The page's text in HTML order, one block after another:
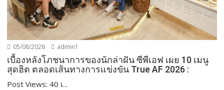
05/08/2026 admin1
เบื้องหลังโภชนาการของนักล่าฝัน ซีพีเอฟ เผย 10 เมนู
สุดฮิต ตลอดเส้นทางการแข่งขัน True AF 2026 :
Post Views: 40 เ...